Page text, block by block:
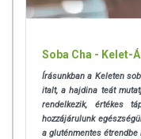
Soba Cha - Kelet-
Írásunkban a Keleten
italt, a hajdina teát
rendelkezik, értékes
hozzájárulunk
a gluténmentes